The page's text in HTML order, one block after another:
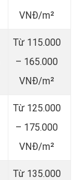
VNĐ/m²
Từ 115.000
– 165.000
VNĐ/m²
Từ 125.000
– 175.000
VNĐ/m²
Từ 135.000